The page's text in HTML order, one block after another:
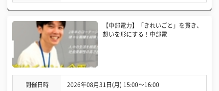
【中部電力】「きれいごと」を貫き、
想いを形にする！中部電
開催日時 2026年08月31日(月) 15:00〜16:00